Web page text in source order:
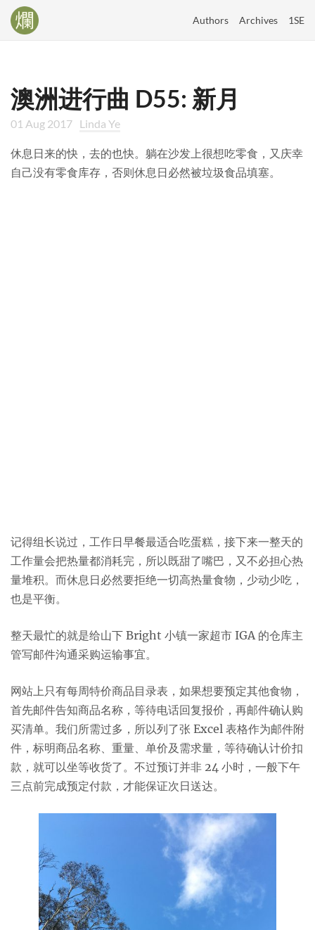
Authors Archives 1SE
澳洲进行曲 D55: 新月
01 Aug 2017 Linda Ye
休息日来的快，去的也快。躺在沙发上很想吃零食，又庆幸
自己没有零食库存，否则休息日必然被垃圾食品填塞。
记得组长说过，工作日早餐最适合吃蛋糕，接下来一整天的
工作量会把热量都消耗完，所以既甜了嘴巴，又不必担心热
量堆积。而休息日必然要拒绝一切高热量食物，少动少吃，
也是平衡。
整天最忙的就是给山下 Bright 小镇一家超市 IGA 的仓库主
管写邮件沟通采购运输事宜。
网站上只有每周特价商品目录表，如果想要预定其他食物，
首先邮件告知商品名称，等待电话回复报价，再邮件确认购
买清单。我们所需过多，所以列了张 Excel 表格作为邮件附
件，标明商品名称、重量、单价及需求量，等待确认计价扣
款，就可以坐等收货了。不过预订并非 24 小时，一般下午
三点前完成预定付款，才能保证次日送达。